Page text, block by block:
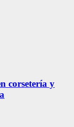
corsetería y